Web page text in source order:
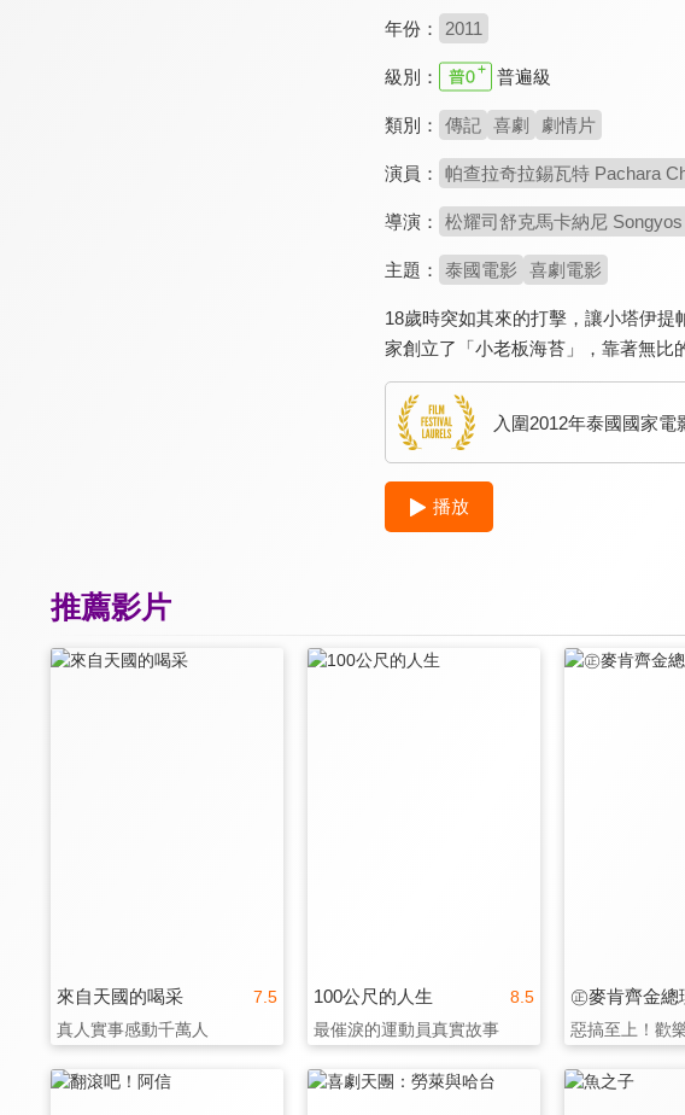
年份： 2011
級別： 普遍級
類別： 傳記 喜劇 劇情片
演員： 帕查拉奇拉錫瓦特 Pachara
導演： 松耀司舒克馬卡納尼
主題： 泰國電影 喜劇電影
18歲時突如其來的打擊，讓小塔伊
家創立了「小老板海苔」，靠著無比
入圍2012年泰國國家
播放
推薦影片
7.5
來自天國的喝采
真人實事感動千萬人
8.5
100公尺的人生
最催淚的運動員真實故事
㊣麥肯齊金總
惡搞至上！歡